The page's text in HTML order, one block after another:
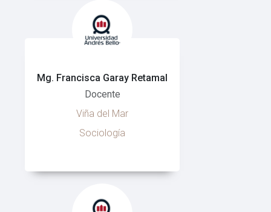
Mg. Francisca Garay Retamal
Docente
Viña del Mar
Sociología